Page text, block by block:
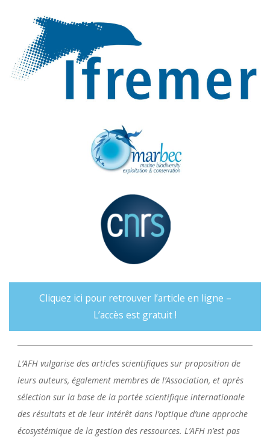
Cliquez ici pour retrouver l’article en ligne –
L’accès est gratuit !
L’AFH vulgarise des articles scientifiques sur proposition de
leurs auteurs, également membres de l’Association, et après
sélection sur la base de la portée scientifique internationale
des résultats et de leur intérêt dans l’optique d’une approche
écosystémique de la gestion des ressources. L’AFH n’est pas